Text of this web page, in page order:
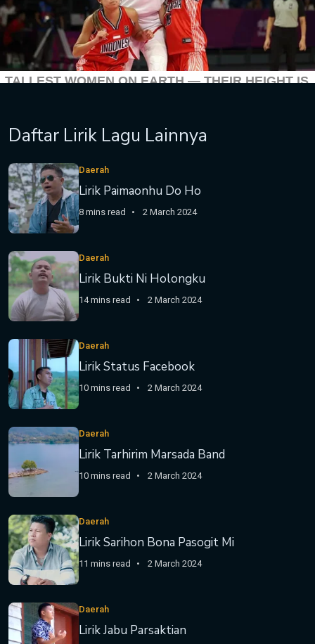
Daftar Lirik Lagu Lainnya
Daerah
Lirik Paimaonhu Do Ho
8 mins read 2 March 2024
Daerah
Lirik Bukti Ni Holongku
14 mins read 2 March 2024
Daerah
Lirik Status Facebook
10 mins read 2 March 2024
Daerah
Lirik Tarhirim Marsada Band
10 mins read 2 March 2024
Daerah
Lirik Sarihon Bona Pasogit Mi
11 mins read 2 March 2024
Daerah
Lirik Jabu Parsaktian